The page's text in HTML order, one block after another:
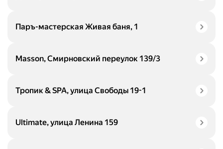
Паръ-мастерская Живая баня, 1
Masson, Смирновский переулок 139/3
Тропик & SPA, улица Свободы 19-1
Ultimate, улица Ленина 159